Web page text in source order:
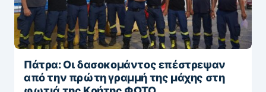
Πάτρα: Οι δασοκομάντος επέστρεψαν
από την πρώτη γραμμή της μάχης στη